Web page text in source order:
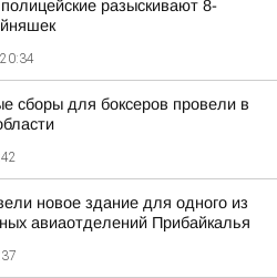
разыскивают 8-
сборы для боксеров провели в
новое здание для одного из
авиаотделений Прибайкалья